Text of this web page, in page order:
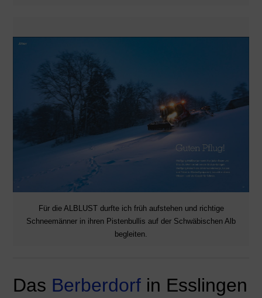
Für die ALBLUST durfte ich früh aufstehen und richtige
Schneemänner in ihren Pistenbullis auf der Schwäbischen Alb
begleiten.
Das Berberdorfin Esslingen